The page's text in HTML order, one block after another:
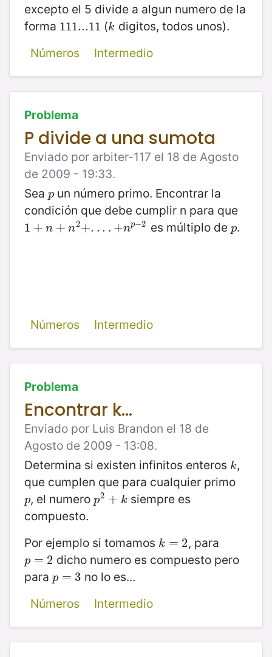
excepto el 5 divide a algun numero de la
forma 111...11
111...11 (k
k digitos, todos unos).
Números
Intermedio
Problema
P divide a una sumota
Enviado por arbiter-117 el 18 de Agosto
de 2009 - 19:33.
Sea p
pun número primo. Encontrar la
condición que debe cumplir n para que
1 + n + n2+. . . . +np−2
1 +n +n2 +....+ n p −2 es múltiplo de p
p.
Números Intermedio
Problema
Encontrar k...
Enviado por Luis Brandon el 18 de
Agosto de 2009 - 13:08.
Determina si existen infinitos enteros k
k,
que cumplen que para cualquier primo
p
p, el numerop2 + k
p2 +k siempre es
compuesto.
Por ejemplo si tomamos k = 2
k=2 , para
p = 2
p =2
dicho numero es compuesto pero
para p = 3
p =3
no lo es...
Números
Intermedio